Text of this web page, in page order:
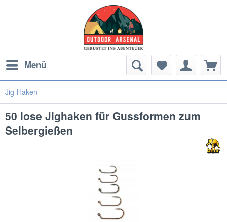
Menü
Jig-Haken
50 lose Jighaken für Gussformen zum
Selbergießen